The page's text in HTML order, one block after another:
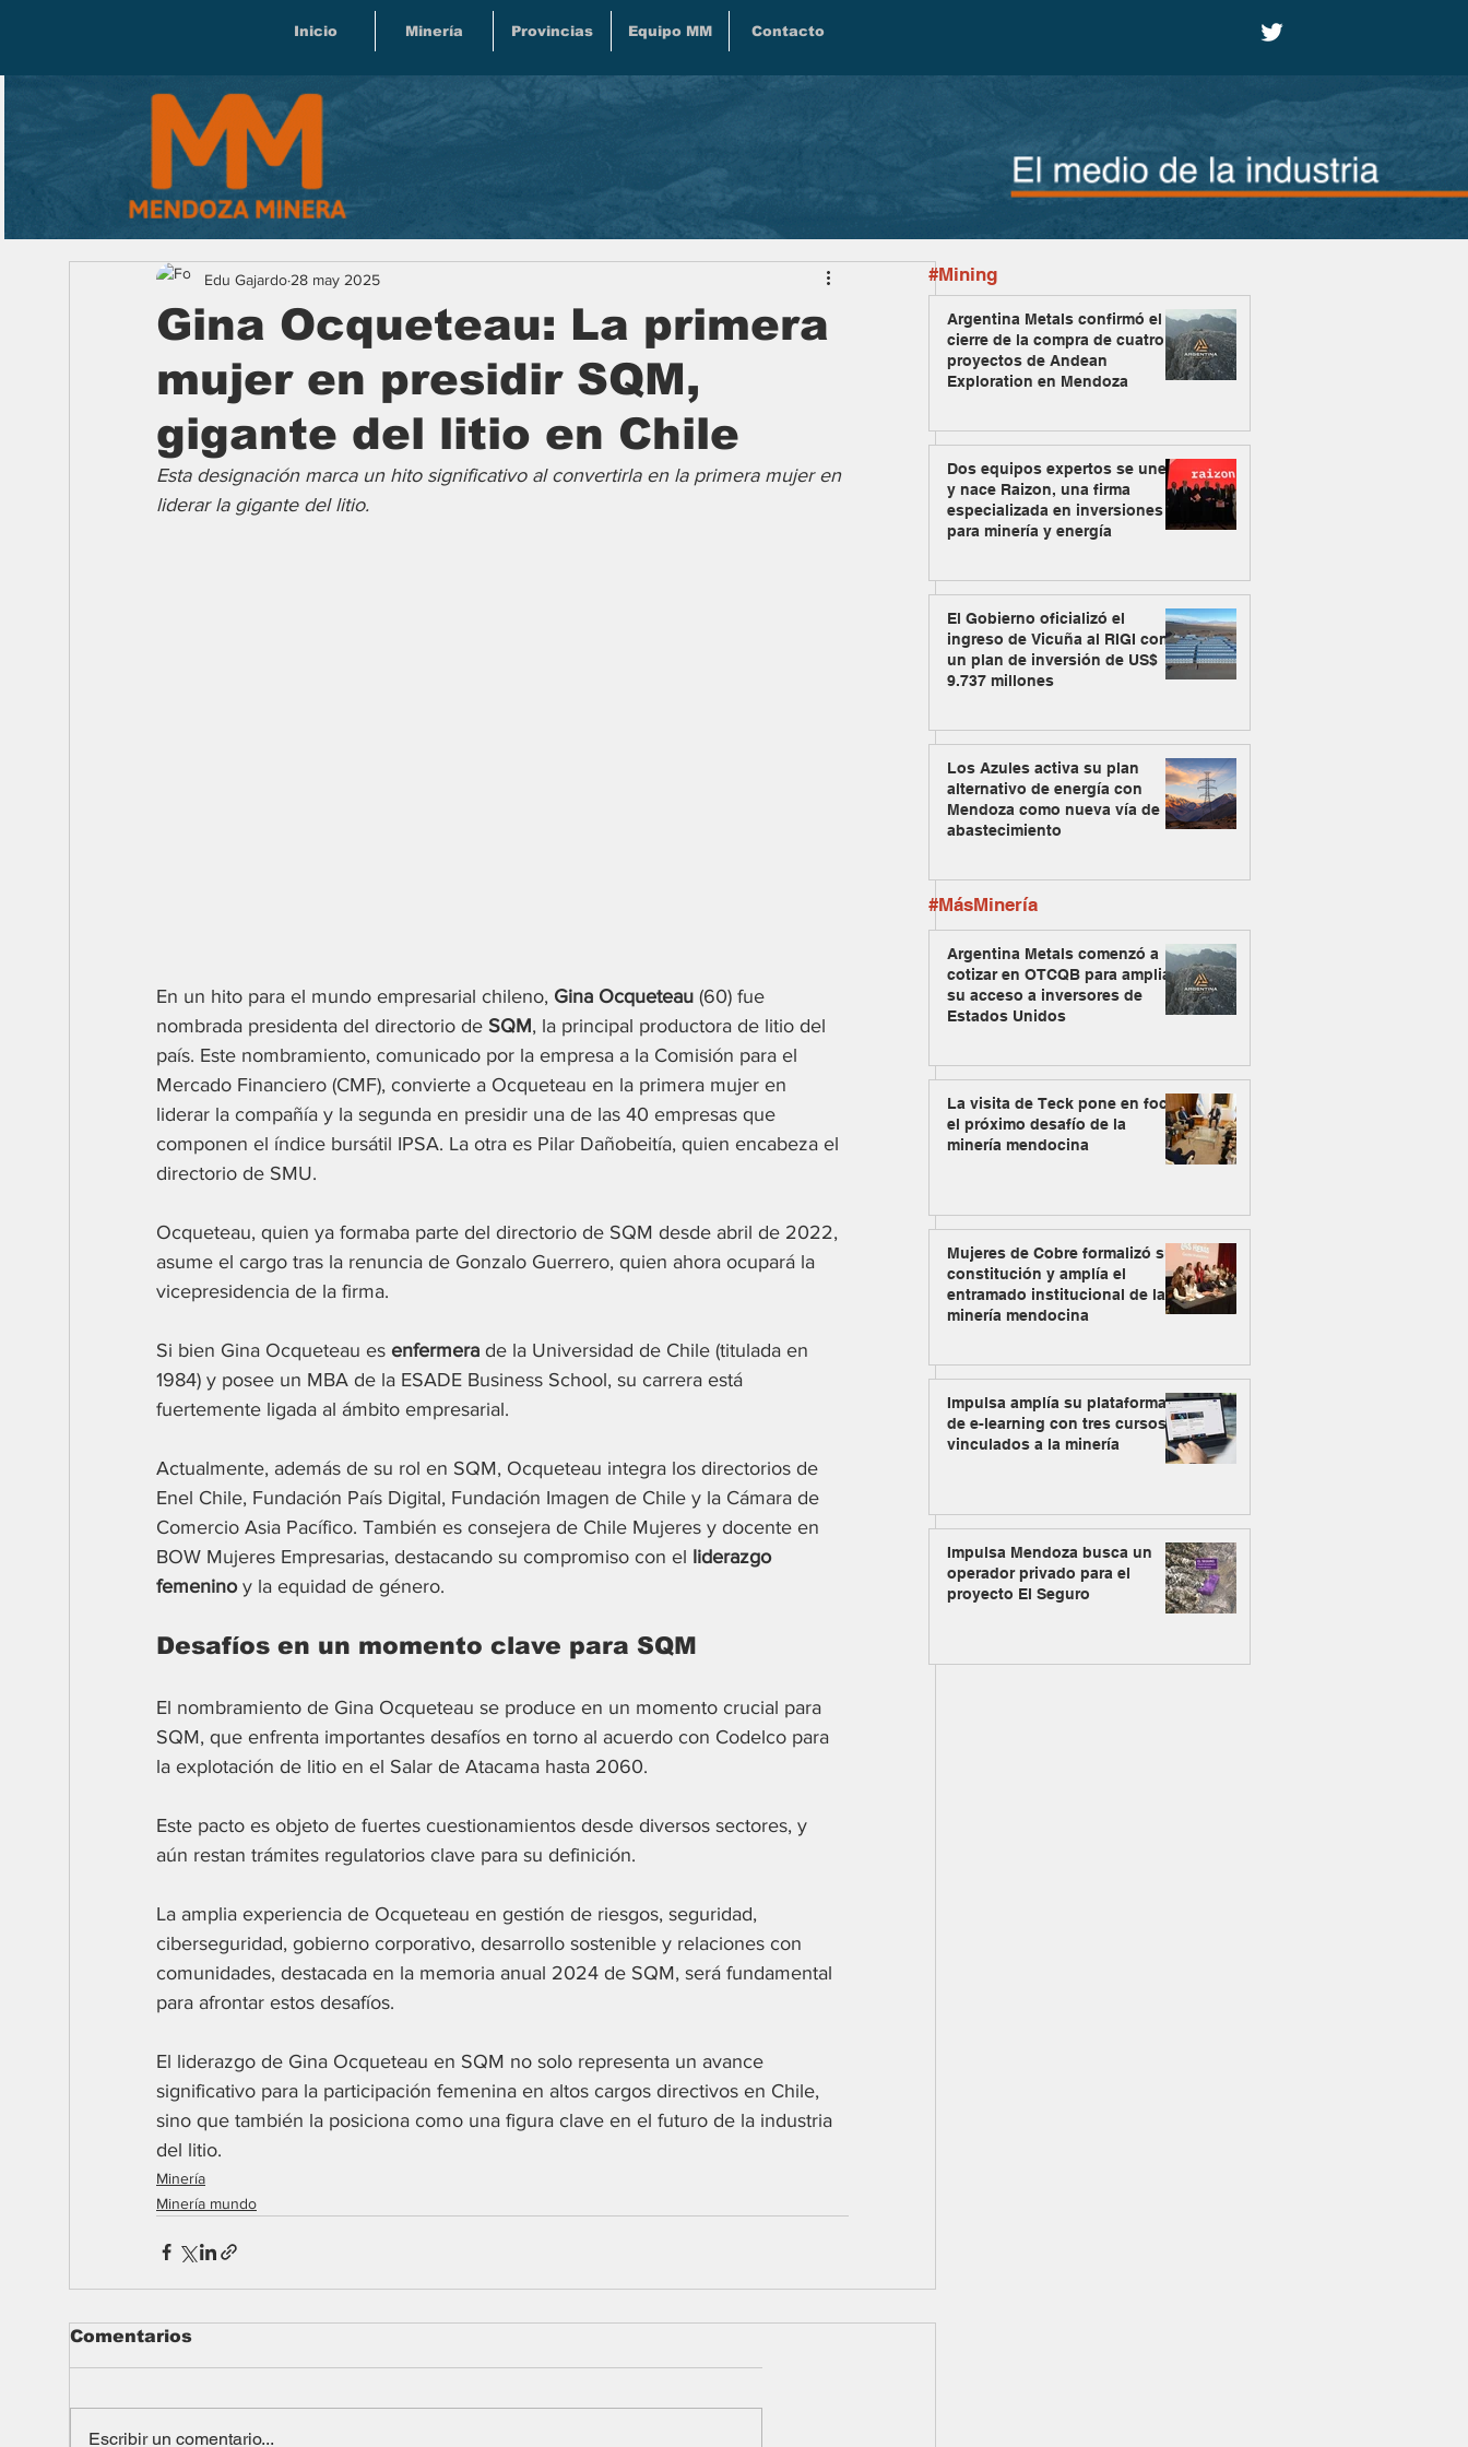
Inicio Minería Provincias Equipo MM Contacto
Gina Ocqueteau: La primera
mujer en presidir SQM,
gigante del litio en Chile
Edu Gajardo 28 may 2025
Esta designación marca un hito significativo al convertirla en la primera mujer en
liderar la gigante del litio.
En un hito para el mundo empresarial chileno, Gina Ocqueteau (60) fue
nombrada presidenta del directorio de SQM, la principal productora de litio del
país. Este nombramiento, comunicado por la empresa a la Comisión para el
Mercado Financiero (CMF), convierte a Ocqueteau en la primera mujer en
liderar la compañía y la segunda en presidir una de las 40 empresas que
componen el índice bursátil IPSA. La otra es Pilar Dañobeitía, quien encabeza el
directorio de SMU.
Ocqueteau, quien ya formaba parte del directorio de SQM desde abril de 2022,
asume el cargo tras la renuncia de Gonzalo Guerrero, quien ahora ocupará la
vicepresidencia de la firma.
Si bien Gina Ocqueteau es enfermera de la Universidad de Chile (titulada en
1984) y posee un MBA de la ESADE Business School, su carrera está
fuertemente ligada al ámbito empresarial.
Actualmente, además de su rol en SQM, Ocqueteau integra los directorios de
Enel Chile, Fundación País Digital, Fundación Imagen de Chile y la Cámara de
Comercio Asia Pacífico. También es consejera de Chile Mujeres y docente en
BOW Mujeres Empresarias, destacando su compromiso con el liderazgo
femenino y la equidad de género.
Desafíos en un momento clave para SQM
El nombramiento de Gina Ocqueteau se produce en un momento crucial para
SQM, que enfrenta importantes desafíos en torno al acuerdo con Codelco para
la explotación de litio en el Salar de Atacama hasta 2060.
Este pacto es objeto de fuertes cuestionamientos desde diversos sectores, y
aún restan trámites regulatorios clave para su definición.
La amplia experiencia de Ocqueteau en gestión de riesgos, seguridad,
ciberseguridad, gobierno corporativo, desarrollo sostenible y relaciones con
comunidades, destacada en la memoria anual 2024 de SQM, será fundamental
para afrontar estos desafíos.
El liderazgo de Gina Ocqueteau en SQM no solo representa un avance
significativo para la participación femenina en altos cargos directivos en Chile,
sino que también la posiciona como una figura clave en el futuro de la industria
del litio.
Minería
Minería mundo
Comentarios
Escribir un comentario...
Argentina Metals comenzó a
cotizar en OTCQB para ampliar
su acceso a inversores de
Estados Unidos
La visita de Teck pone en foco
el próximo desafío de la
minería mendocina
Mujeres de Cobre formalizó su
constitución y amplía el
entramado institucional de la
minería mendocina
Impulsa amplía su plataforma
de e-learning con tres cursos
vinculados a la minería
Impulsa Mendoza busca un
operador privado para el
proyecto El Seguro
#Mining
Argentina Metals confirmó el
cierre de la compra de cuatro
proyectos de Andean
Exploration en Mendoza
Dos equipos expertos se unen
y nace Raizon, una firma
especializada en inversiones
para minería y energía
El Gobierno oficializó el
ingreso de Vicuña al RIGI con
un plan de inversión de US$
9.737 millones
Los Azules activa su plan
alternativo de energía con
Mendoza como nueva vía de
abastecimiento
#MásMinería